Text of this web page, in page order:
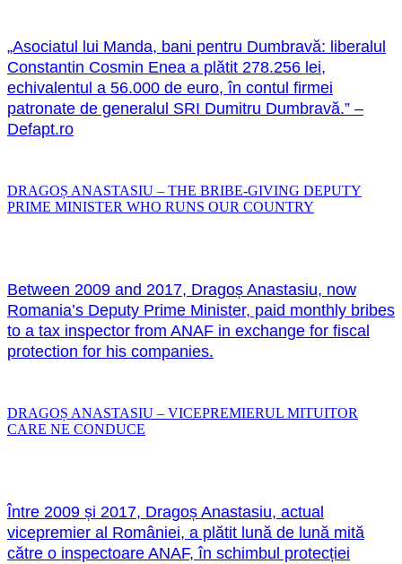
„Asociatul lui Manda, bani pentru Dumbravă: liberalul
Constantin Cosmin Enea a plătit 278.256 lei,
echivalentul a 56.000 de euro, în contul firmei
patronate de generalul SRI Dumitru Dumbravă.” –
Defapt.ro
DRAGOȘ ANASTASIU – THE BRIBE-GIVING DEPUTY
PRIME MINISTER WHO RUNS OUR COUNTRY
Between 2009 and 2017, Dragoș Anastasiu, now
Romania’s Deputy Prime Minister, paid monthly bribes
to a tax inspector from ANAF in exchange for fiscal
protection for his companies.
DRAGOȘ ANASTASIU – VICEPREMIERUL MITUITOR
CARE NE CONDUCE
Între 2009 și 2017, Dragoș Anastasiu, actual
vicepremier al României, a plătit lună de lună mită
către o inspectoare ANAF, în schimbul protecției